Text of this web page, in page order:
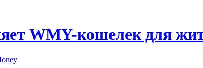
WMY-кошелек для